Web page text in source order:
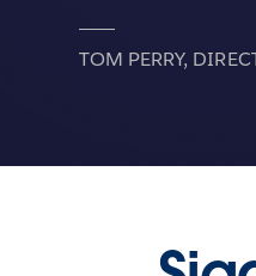
TOM PERRY,